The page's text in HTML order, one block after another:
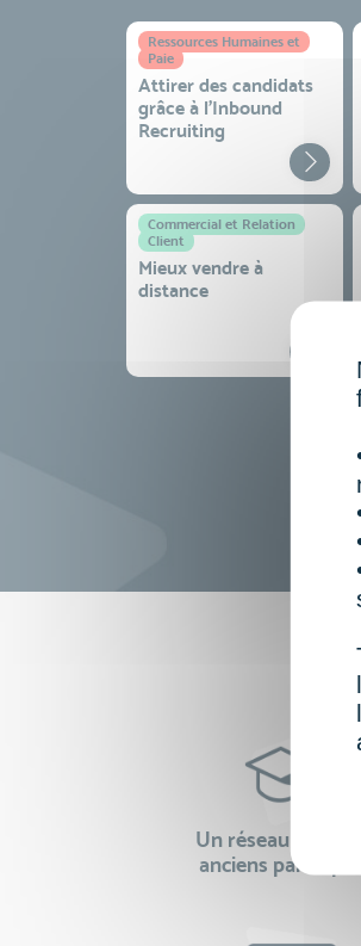
Ressources Humaines et
Paie
Attirer des candidats
grâce à l’Inbound
Recruiting
Commercial et Relation
Client
Mieux vendre à
distance
Un réseau de 22
anciens